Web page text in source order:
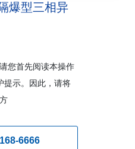
爆型三相异
您首先阅读本操作
提示。因此，请将
6666